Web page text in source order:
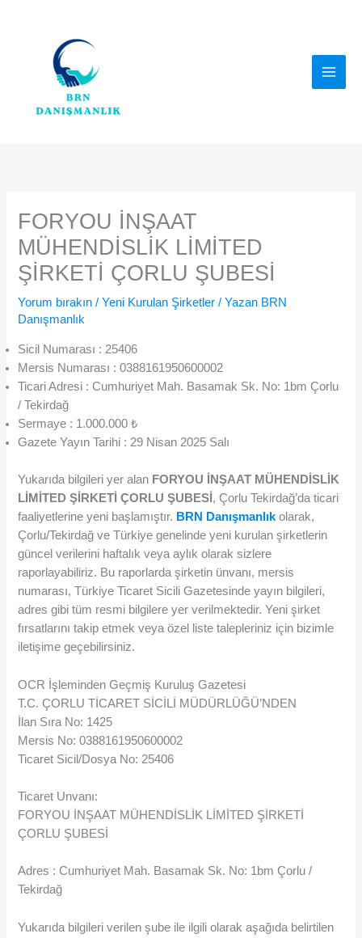
FORYOU İNŞAAT
MÜHENDİSLİK LİMİTED
ŞİRKETİ ÇORLU ŞUBESİ
Yorum bırakın /Yeni Kurulan Şirketler / Yazan BRN
Danışmanlık
Sicil Numarası : 25406
Mersis Numarası : 0388161950600002
Ticari Adresi : Cumhuriyet Mah. Basamak Sk. No: 1bm Çorlu
/ Tekirdağ
Sermaye : 1.000.000 ₺
Gazete Yayın Tarihi : 29 Nisan 2025 Salı
Yukarıda bilgileri yer alan FORYOU İNŞAAT MÜHENDİSLİK
LİMİTED ŞİRKETİ ÇORLU ŞUBESİ , Çorlu Tekirdağ’da ticari
faaliyetlerine yeni başlamıştır. BRN Danışmanlıkolarak,
Çorlu/Tekirdağ ve Türkiye genelinde yeni kurulan şirketlerin
güncel verilerini haftalık veya aylık olarak sizlere
raporlayabiliriz. Bu raporlarda şirketin ünvanı, mersis
numarası, Türkiye Ticaret Sicili Gazetesinde yayın bilgileri,
adres gibi tüm resmi bilgilere yer verilmektedir. Yeni şirket
fırsatlarını takip etmek veya özel liste talepleriniz için bizimle
iletişime geçebilirsiniz.
OCR İşleminden Geçmiş Kuruluş Gazetesi
T.C. ÇORLU TİCARET SİCİLİ MÜDÜRLÜĞÜ’NDEN
İlan Sıra No: 1425
Mersis No: 0388161950600002
Ticaret Sicil/Dosya No: 25406
Ticaret Unvanı:
FORYOU İNŞAAT MÜHENDİSLİK LİMİTED ŞİRKETİ
ÇORLU ŞUBESİ
Adres : Cumhuriyet Mah. Basamak Sk. No: 1bm Çorlu /
Tekirdağ
Yukarıda bilgileri verilen şube ile ilgili olarak aşağıda belirtilen